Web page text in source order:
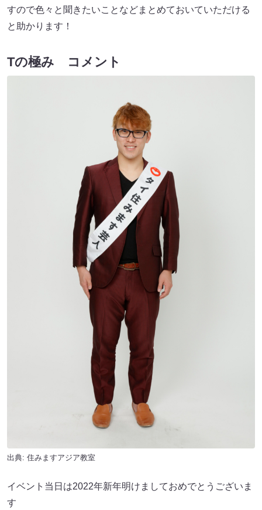
すので色々と聞きたいことなどまとめておいていただける
と助かります！
Tの極み コメント
出典: 住みますアジア教室
イベント当日は2022年新年明けましておめでとうございま
す